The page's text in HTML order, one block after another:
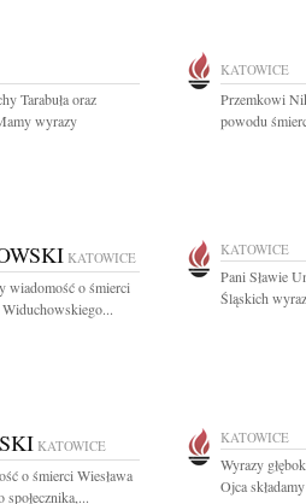
Tarabuła oraz
wyrazy
KATOWICE
Przemkowi
powodu
KATOWICE
wiadomość o śmierci
KATOWICE
Pani Sławie
Śląskich
KATOWICE
o śmierci Wiesława
społecznika,...
KATOWICE
Wyrazy
Ojca